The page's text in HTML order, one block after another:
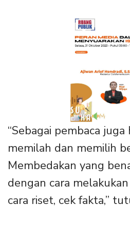
“Sebagai pembaca
memilah dan memilih
Membedakan yang
dengan cara
cara riset, cek fakta,”